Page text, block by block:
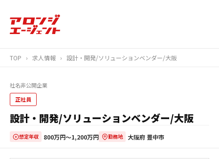
TOP › 求人情報 › 設計・開発/ソリューションベンダー/大阪
社名非公開企業
正社員
設計・開発/ソリューションベンダー/大阪
想定年収 800万円〜1,200万円 勤務地 大阪府 豊中市